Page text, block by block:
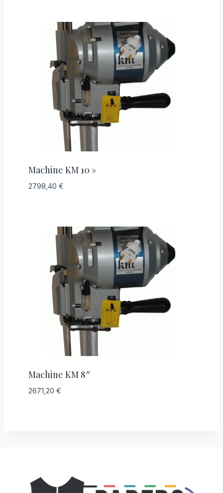
Machine KM 10 »
2798,40 €
Machine KM 8″
2671,20 €